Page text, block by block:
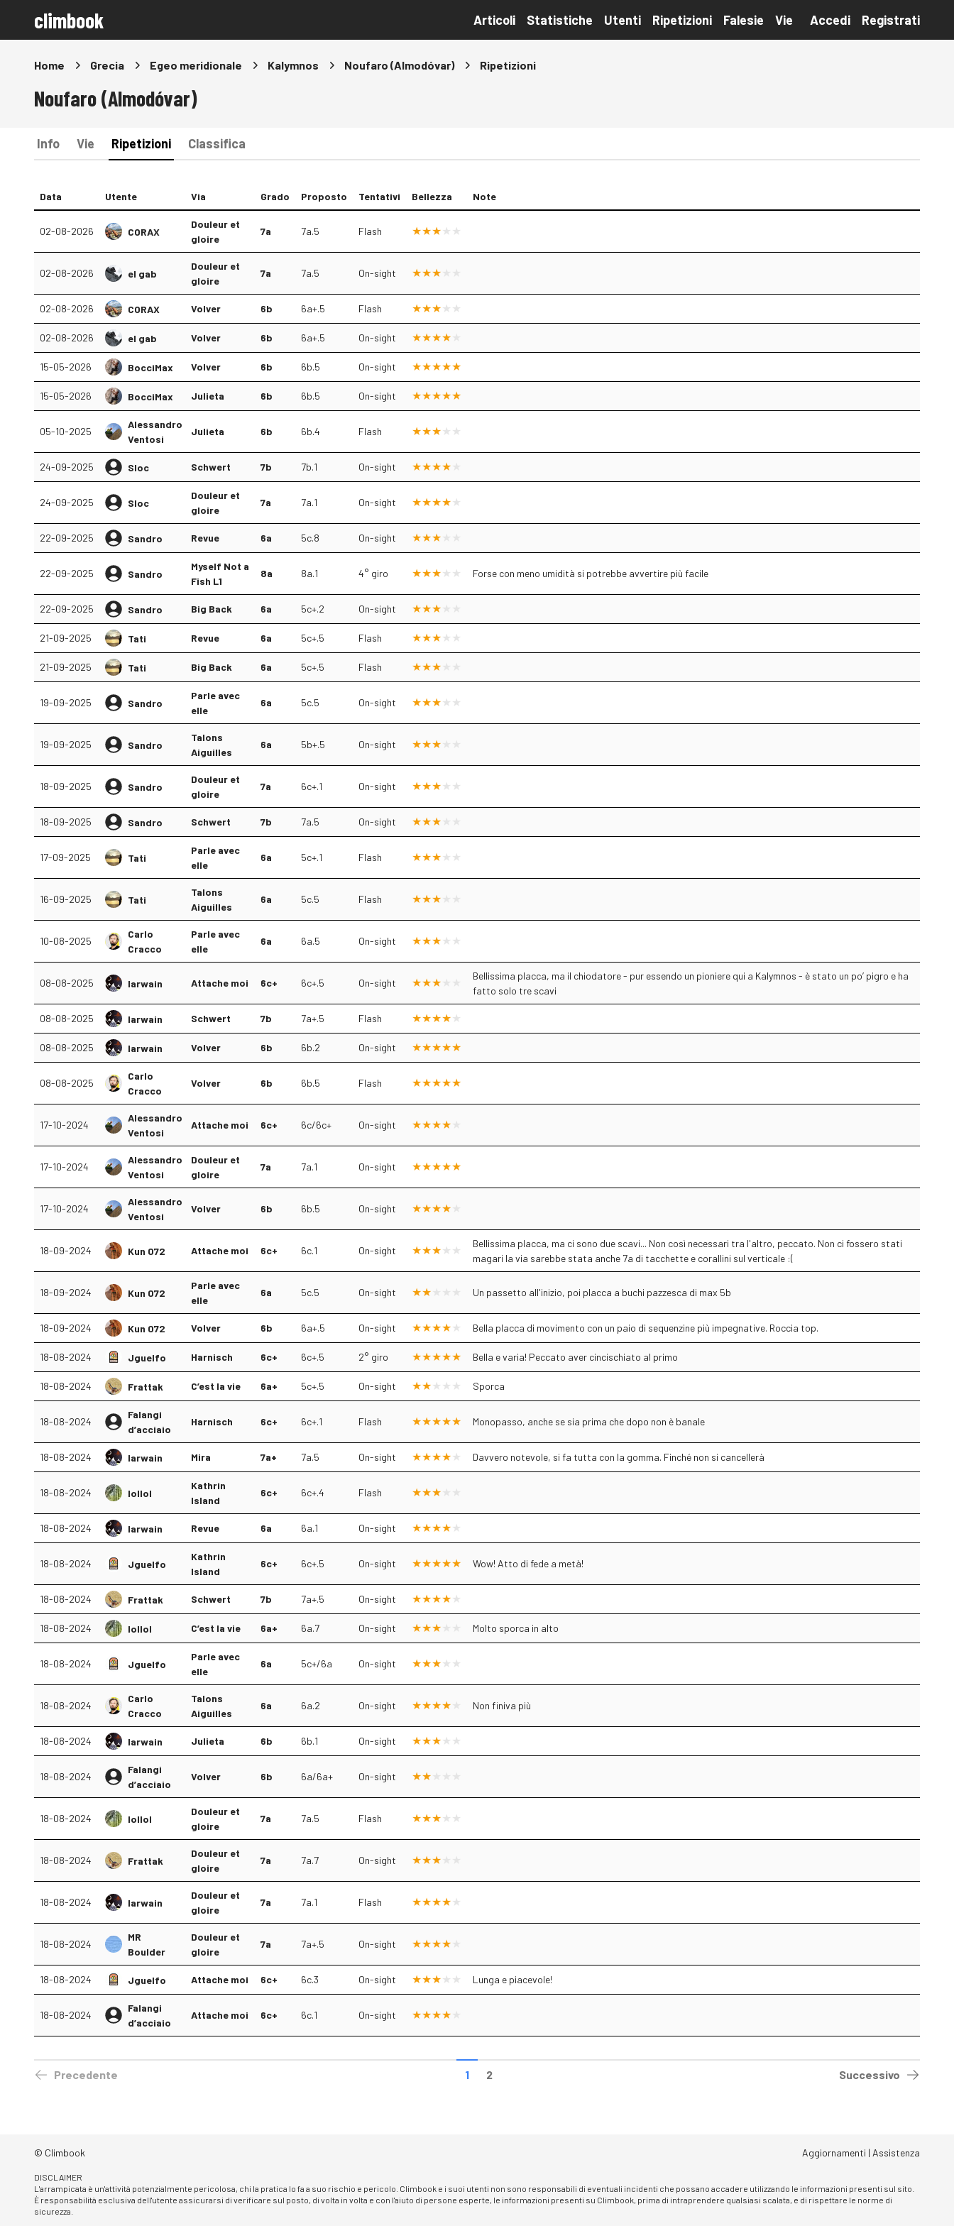
climbook Articoli Statistiche Utenti Ripetizioni Falesie Vie Accedi Registrati
Home Grecia Egeo meridionale Kalymnos Noufaro (Almodóvar) Ripetizioni
Noufaro (Almodóvar)
Info Vie Ripetizioni Classifica
Data Utente Via Grado Proposto Tentativi Bellezza Note
02-08-2026 CORAX
Douleur et
gloire
7a 7a.5 Flash
02-08-2026 el gab
Douleur et
gloire
7a 7a.5 On-sight
02-08-2026 CORAX Volver 6b 6a+.5 Flash
02-08-2026 el gab Volver 6b 6a+.5 On-sight
15-05-2026 BocciMax Volver 6b 6b.5 On-sight
15-05-2026 BocciMax Julieta 6b 6b.5 On-sight
05-10-2025
Alessandro
Ventosi
Julieta 6b 6b.4 Flash
24-09-2025 Sloc Schwert 7b 7b.1 On-sight
24-09-2025 Sloc
Douleur et
gloire
7a 7a.1 On-sight
22-09-2025 Sandro Revue 6a 5c.8 On-sight
22-09-2025 Sandro
Myself Not a
Fish L1
8a 8a.1 4° giro Forse con meno umidità si potrebbe avvertire più facile
22-09-2025 Sandro Big Back 6a 5c+.2 On-sight
21-09-2025 Tati Revue 6a 5c+.5 Flash
21-09-2025 Tati Big Back 6a 5c+.5 Flash
19-09-2025 Sandro
Parle avec
elle
6a 5c.5 On-sight
19-09-2025 Sandro
Talons
Aiguilles
6a 5b+.5 On-sight
18-09-2025 Sandro
Douleur et
gloire
7a 6c+.1 On-sight
18-09-2025 Sandro Schwert 7b 7a.5 On-sight
17-09-2025 Tati
Parle avec
elle
6a 5c+.1 Flash
16-09-2025 Tati
Talons
Aiguilles
6a 5c.5 Flash
10-08-2025
Carlo
Cracco
Parle avec
elle
6a 6a.5 On-sight
08-08-2025 Iarwain Attache moi 6c+ 6c+.5 On-sight
Bellissima placca, ma il chiodatore - pur essendo un pioniere qui a Kalymnos - è stato un po’ pigro e ha
fatto solo tre scavi
08-08-2025 Iarwain Schwert 7b 7a+.5 Flash
08-08-2025 Iarwain Volver 6b 6b.2 On-sight
08-08-2025
Carlo
Cracco
Volver 6b 6b.5 Flash
17-10-2024
Alessandro
Ventosi
Attache moi 6c+ 6c/6c+ On-sight
17-10-2024
Alessandro
Ventosi
Douleur et
gloire
7a 7a.1 On-sight
17-10-2024
Alessandro
Ventosi
Volver 6b 6b.5 On-sight
18-09-2024 Kun 072 Attache moi 6c+ 6c.1 On-sight
Bellissima placca, ma ci sono due scavi... Non così necessari tra l'altro, peccato. Non ci fossero stati
magari la via sarebbe stata anche 7a di tacchette e corallini sul verticale :(
18-09-2024 Kun 072
Parle avec
elle
6a 5c.5 On-sight Un passetto all'inizio, poi placca a buchi pazzesca di max 5b
18-09-2024 Kun 072 Volver 6b 6a+.5 On-sight Bella placca di movimento con un paio di sequenzine più impegnative. Roccia top.
18-08-2024 Jguelfo Harnisch 6c+ 6c+.5 2° giro Bella e varia! Peccato aver cincischiato al primo
18-08-2024 Frattak C’est la vie 6a+ 5c+.5 On-sight Sporca
18-08-2024
Falangi
d’acciaio
Harnisch 6c+ 6c+.1 Flash Monopasso, anche se sia prima che dopo non è banale
18-08-2024 Iarwain Mira 7a+ 7a.5 On-sight Davvero notevole, si fa tutta con la gomma. Finché non si cancellerà
18-08-2024 lollol
Kathrin
Island
6c+ 6c+.4 Flash
18-08-2024 Iarwain Revue 6a 6a.1 On-sight
18-08-2024 Jguelfo
Kathrin
Island
6c+ 6c+.5 On-sight Wow! Atto di fede a metà!
18-08-2024 Frattak Schwert 7b 7a+.5 On-sight
18-08-2024 lollol C’est la vie 6a+ 6a.7 On-sight Molto sporca in alto
18-08-2024 Jguelfo
Parle avec
elle
6a 5c+/6a On-sight
18-08-2024
Carlo
Cracco
Talons
Aiguilles
6a 6a.2 On-sight Non finiva più
18-08-2024 Iarwain Julieta 6b 6b.1 On-sight
18-08-2024
Falangi
d’acciaio
Volver 6b 6a/6a+ On-sight
18-08-2024 lollol
Douleur et
gloire
7a 7a.5 Flash
18-08-2024 Frattak
Douleur et
gloire
7a 7a.7 On-sight
18-08-2024 Iarwain
Douleur et
gloire
7a 7a.1 Flash
18-08-2024
MR
Boulder
Douleur et
gloire
7a 7a+.5 On-sight
18-08-2024 Jguelfo Attache moi 6c+ 6c.3 On-sight Lunga e piacevole!
18-08-2024
Falangi
d’acciaio
Attache moi 6c+ 6c.1 On-sight
Precedente 1 2 Successivo
© Climbook Aggiornamenti | Assistenza
DISCLAIMER
L'arrampicata è un'attività potenzialmente pericolosa, chi la pratica lo fa a suo rischio e pericolo. Climbook e i suoi utenti non sono responsabili di eventuali incidenti che possano accadere utilizzando le informazioni presenti sul sito.
È responsabilità esclusiva dell'utente assicurarsi di verificare sul posto, di volta in volta e con l'aiuto di persone esperte, le informazioni presenti su Climbook, prima di intraprendere qualsiasi scalata, e di rispettare le norme di
sicurezza.